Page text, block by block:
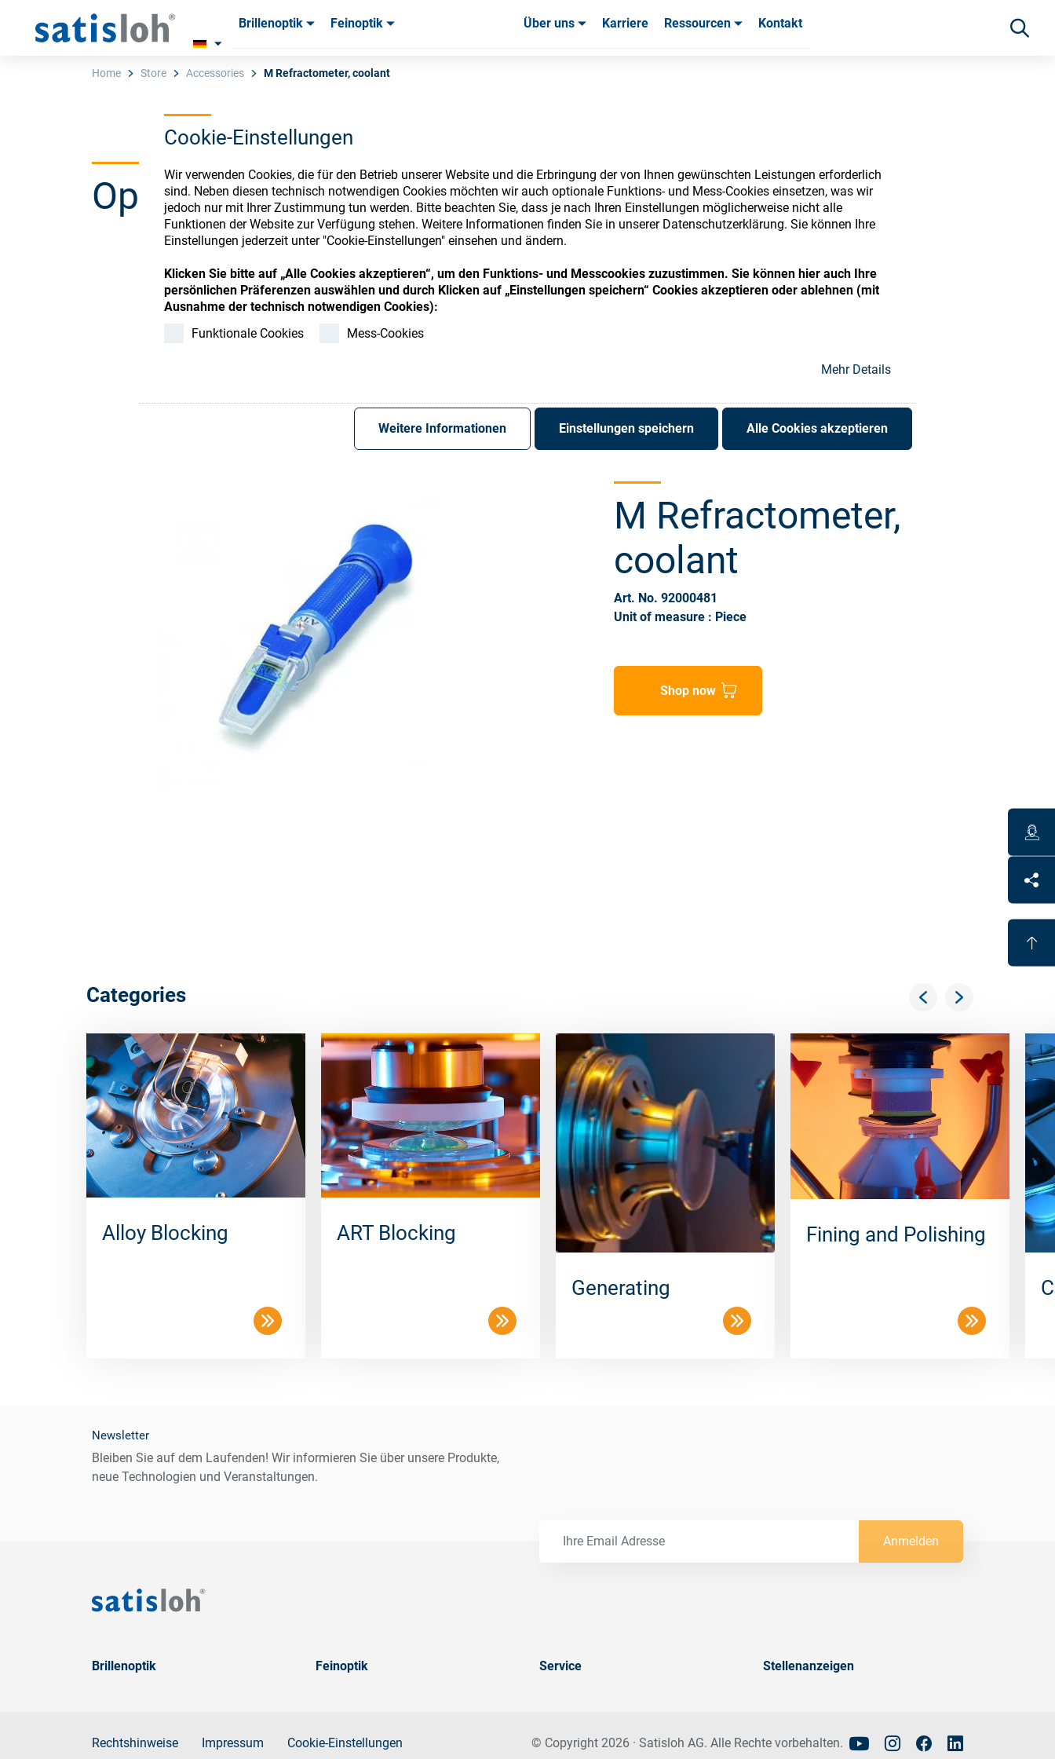
Cookie-Einstellungen
Wir verwenden Cookies, die für den Betrieb unserer Website und die Erbringung der von Ihnen gewünschten Leistungen erforderlich
sind. Neben diesen technisch notwendigen Cookies möchten wir auch optionale Funktions- und Mess-Cookies einsetzen, was wir
jedoch nur mit Ihrer Zustimmung tun werden. Bitte beachten Sie, dass je nach Ihren Einstellungen möglicherweise nicht alle
Funktionen der Website zur Verfügung stehen. Weitere Informationen finden Sie in unserer Datenschutzerklärung. Sie können Ihre
Einstellungen jederzeit unter "Cookie-Einstellungen" einsehen und ändern.
Klicken Sie bitte auf „Alle Cookies akzeptieren“, um den Funktions- und Messcookies zuzustimmen. Sie können hier auch Ihre
persönlichen Präferenzen auswählen und durch Klicken auf „Einstellungen speichern“ Cookies akzeptieren oder ablehnen (mit
Ausnahme der technisch notwendigen Cookies):
Funktionale Cookies
Mess-Cookies
Mehr Details
Weitere Informationen Einstellungen speichern Alle Cookies akzeptieren
Brillenoptik Feinoptik Über uns Karriere Ressourcen Kontakt
Brillenoptik
Home Store Accessories M Refractometer, coolant
Ophthalmic Consumables Store
Register or Sign-in to access your accounts and explore our wide range of ophthalmic
consumables
M Refractometer,
coolant
Art. No. 92000481
Unit of measure : Piece
Shop now
Categories
Alloy Blocking ART Blocking
Generating
Fining and Polishing
Newsletter
Bleiben Sie auf dem Laufenden! Wir informieren Sie über unsere Produkte,
neue Technologien und Veranstaltungen.
Anmelden
Brillenoptik Feinoptik Service Stellenanzeigen
Rechtshinweise Impressum Cookie-Einstellungen © Copyright 2026 · Satisloh AG. Alle Rechte vorbehalten.